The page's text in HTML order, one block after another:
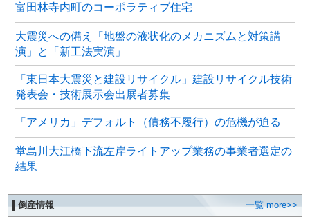
富田林寺内町のコーポラティブ住宅
大震災への備え「地盤の液状化のメカニズムと対策講
演」と「新工法実演」
「東日本大震災と建設リサイクル」建設リサイクル技術
発表会・技術展示会出展者募集
「アメリカ」デフォルト（債務不履行）の危機が迫る
堂島川大江橋下流左岸ライトアップ業務の事業者選定の
結果
▌倒産情報 一覧 more>>